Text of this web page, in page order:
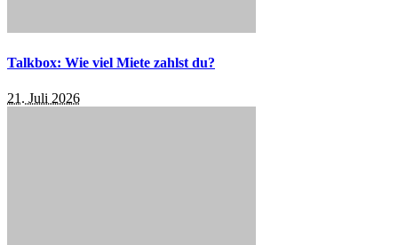
Talkbox: Wie viel Miete zahlst du?
21. Juli 2026